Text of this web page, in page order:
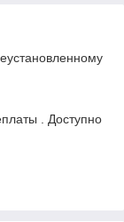
. Доступно